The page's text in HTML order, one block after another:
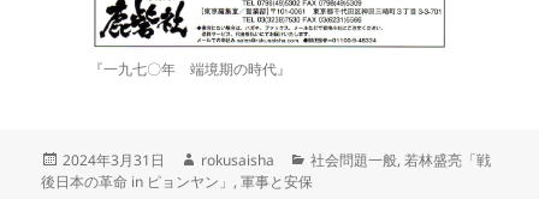
『一九七〇年 端境期の時代』
投
稿
2024年3月31日
作
成
rokusaisha
カ
テ
社会問題一般,若林盛亮「戦
後日本の革命 in ピョンヤン」 ,軍事と安保